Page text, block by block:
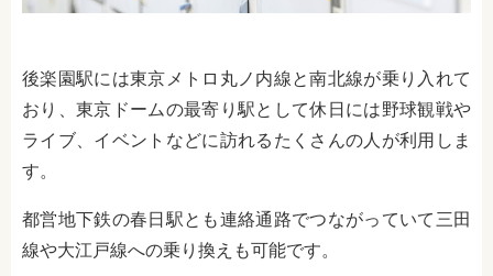
後楽園駅には東京メトロ丸ノ内線と南北線が乗り入れて
おり、東京ドームの最寄り駅として休日には野球観戦や
ライブ、イベントなどに訪れるたくさんの人が利用しま
す。
都営地下鉄の春日駅とも連絡通路でつながっていて三田
線や大江戸線への乗り換えも可能です。